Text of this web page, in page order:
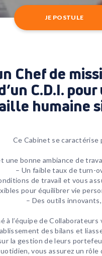
JE POSTULE
Chef de
C.D.I.
humaine
Ce Cabinet se caractérise
une bonne ambiance de
– Un faible taux de turn-
de travail et vous
pour équilibrer vie
– Des outils innovants,
à l’équipe de
des bilans et
la gestion de leurs
vous assurez un rôle